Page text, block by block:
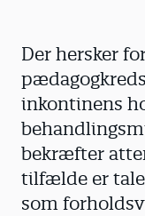
Der hersker
inkontinens
bekræfter
tilfælde er
som